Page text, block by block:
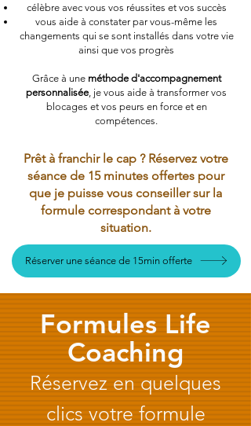
célèbre avec vous vos réussites et vos succès
vous aide à constater par vous-même les
changements qui se sont installés dans votre vie
ainsi que vos progrès
Grâce à une méthode d'accompagnement
personnalisée , je vous aide à transformer vos
blocages et vos peurs en force et en
compétences.
Prêt à franchir le cap ? Réservez votre
séance de 15 minutes offertes pour
que je puisse vous conseiller sur la
formule correspondant à votre
situation.
Réserver une séance de 15min offerte
Formules Life
Coaching
Réservez en quelques
clics votre formule